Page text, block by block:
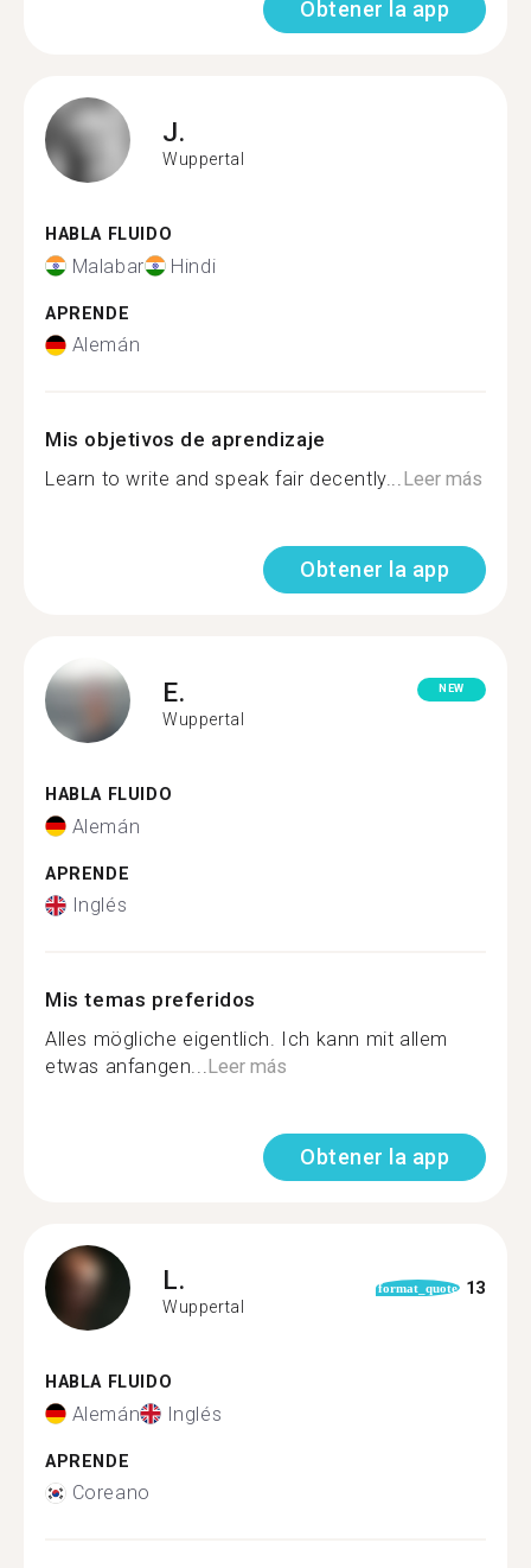
Obtener la app
J.
Wuppertal
HABLA FLUIDO
Malabar Hindi
APRENDE
Alemán
Mis objetivos de aprendizaje
Learn to write and speak fair decently...Leer más
Obtener la app
E.
Wuppertal
NEW
HABLA FLUIDO
Alemán
APRENDE
Inglés
Mis temas preferidos
Alles mögliche eigentlich. Ich kann mit allem
etwas anfangen...Leer más
Obtener la app
L.
Wuppertal
format_quote 13
HABLA FLUIDO
Alemán Inglés
APRENDE
Coreano